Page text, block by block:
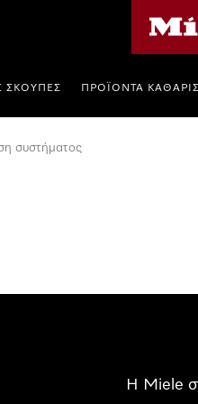
ΣΚΟΎΠΕΣ ΠΡΟΪΌΝΤΑ
συστήματος
Η Miele